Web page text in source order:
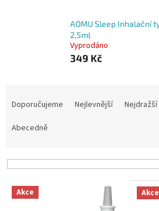
AOMU Sleep Inhalační
2,5ml
Vyprodáno
349 Kč
p
Doporučujeme Nejlevnější Nejdražší
Abecedně
V Akce Akce